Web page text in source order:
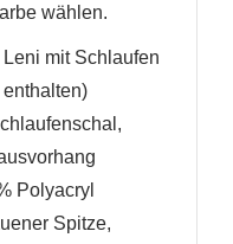
wählen.
mit Schlaufen
Polyacryl
Spitze,